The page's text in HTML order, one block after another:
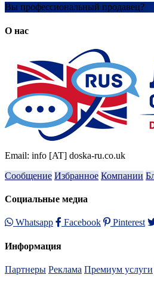
Вы профессиональный продавец?
О нас
Email: info [AT] doska-ru.co.uk
Сообщение Избранное Компании
Социальные медиа
Whatsapp Facebook Pinterest
Информация
Партнеры Реклама Премиум услуги